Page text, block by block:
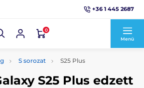
+36 1 445 2687
0
Menü
S sorozat S25 Plus
S25 Plus edzett